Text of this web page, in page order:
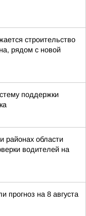
строительство
рядом с новой
поддержки
районах области
водителей на
прогноз на 8 августа